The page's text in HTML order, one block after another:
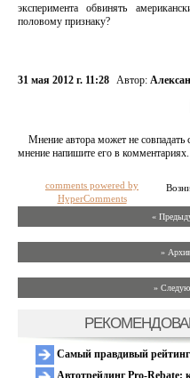
эксперимента обвинять
половому признаку?
31 мая 2012 г. 11:28 Автор:
Мнение автора может не
мнение напишите его в комментариях.
comments powered by
HyperComments
«
»
»
Самый правдивый рейтинг